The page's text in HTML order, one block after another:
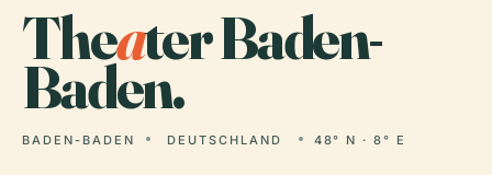
Theater Baden-
Baden.
BADEN-BADEN DEUTSCHLAND 48° N · 8° E